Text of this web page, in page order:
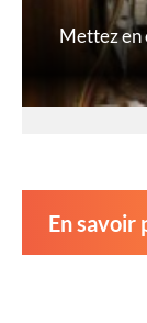
Mettez
En savoir